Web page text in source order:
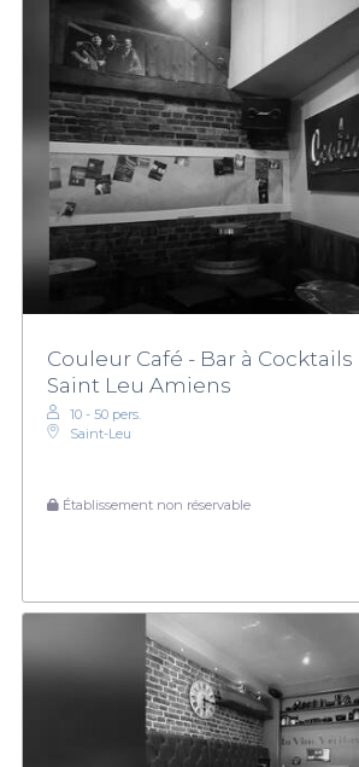
Couleur Café - Bar à
Saint Leu Amiens
10 - 50 pers.
Saint-Leu
Établissement non réservable